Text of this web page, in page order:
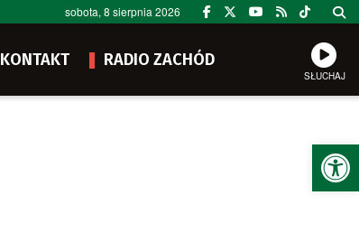
sobota, 8 sierpnia 2026
KONTAKT RADIO ZACHÓD
SŁUCHAJ